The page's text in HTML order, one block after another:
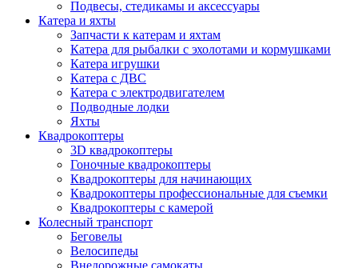
Подвесы, стедикамы и аксессуары
Катера и яхты
Запчасти к катерам и яхтам
Катера для рыбалки с эхолотами и кормушками
Катера игрушки
Катера с ДВС
Катера с электродвигателем
Подводные лодки
Яхты
Квадрокоптеры
3D квадрокоптеры
Гоночные квадрокоптеры
Квадрокоптеры для начинающих
Квадрокоптеры профессиональные для съемки
Квадрокоптеры с камерой
Колесный транспорт
Беговелы
Велосипеды
Внедорожные самокаты